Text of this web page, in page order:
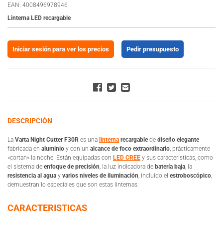
EAN: 4008496978946
Linterna LED recargable
Iniciar sesión para ver los precios Pedir presupuesto
DESCRIPCIÓN
La Varta Night Cutter F30R es una linterna recargablede diseño elegante
fabricada en aluminio y con un alcance de foco extraordinario , prácticamente
«cortan» la noche. Están equipadas con LED CREE y sus características, como
el sistema de enfoque de precisión , la luz indicadora de batería baja , la
resistencia al agua y varios niveles de iluminación , incluido el estroboscópico
demuestran lo especiales que son estas linternas.
CARACTERISTICAS